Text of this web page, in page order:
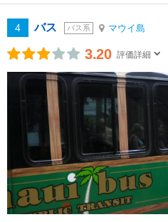
4 バス バス系 マウイ島
3.20 評価詳細